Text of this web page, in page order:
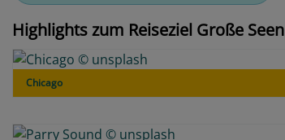
Highlights zum Reiseziel Große Seen
Chicago